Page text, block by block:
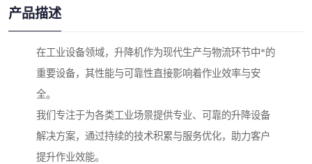
产品描述
在工业设备领域，升降机作为现代生产与物流环节中*的
重要设备，其性能与可靠性直接影响着作业效率与安
全。
我们专注于为各类工业场景提供专业、可靠的升降设备
解决方案，通过持续的技术积累与服务优化，助力客户
提升作业效能。